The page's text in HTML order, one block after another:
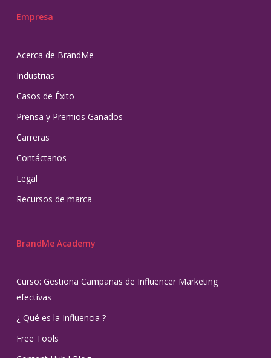
Empresa
Acerca de BrandMe
Industrias
Casos de Éxito
Prensa y Premios Ganados
Carreras
Contáctanos
Legal
Recursos de marca
BrandMe Academy
Curso: Gestiona Campañas de Influencer Marketing
efectivas
¿ Qué es la Influencia ?
Free Tools